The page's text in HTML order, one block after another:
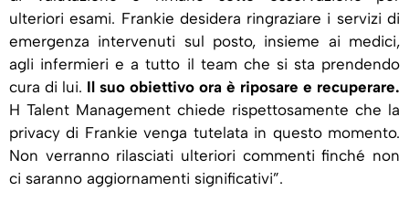
ulteriori esami. Frankie desidera ringraziare i servizi di
emergenza intervenuti sul posto, insieme ai medici,
agli infermieri e a tutto il team che si sta prendendo
cura di lui. Il suo obiettivo ora è riposare e recuperare.
H Talent Management chiede rispettosamente che la
privacy di Frankie venga tutelata in questo momento.
Non verranno rilasciati ulteriori commenti finché non
ci saranno aggiornamenti significativi”.